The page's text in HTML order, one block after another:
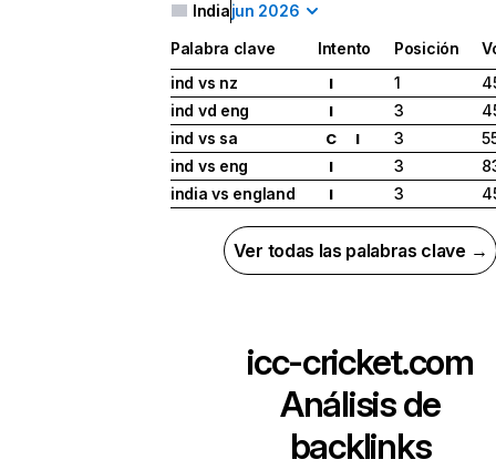
Indiajun 2026
Palabra clave Intento Posición
ind vs nz
I 1
ind vd eng
I 3
ind vs sa
C I 3
ind vs eng
I 3
india vs england
I 3
Ver todas las palabras clave →
icc-cricket.com
Análisis de
backlinks